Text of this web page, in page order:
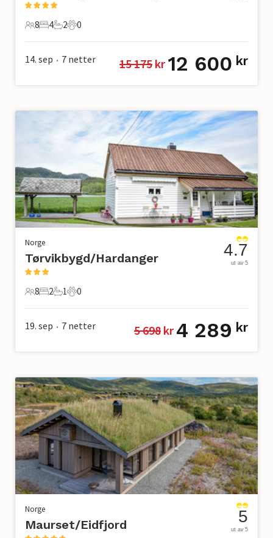
8 Gjester
8
4 Soverom
4
2 Bad
2
0 Kjæledyr
0
14. sep • 7 netter 15 175 kr 12 600 kr
Norge
Tørvikbygd/Hardanger
8 Gjester
8
2 Soverom
2
1 Bad
1
0 Kjæledyr
0
4.7
ut av 5
19. sep • 7 netter 5 698 kr 4 289 kr
Norge
Maurset/Eidfjord 5
ut av 5